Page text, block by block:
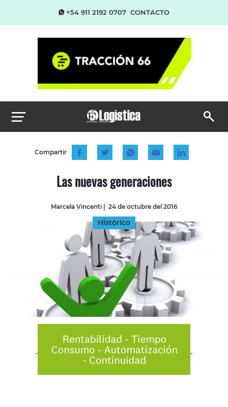
+54 911 2192 0707 CONTACTO
Compartir
Las nuevas generaciones
Marcela Vincenti| 24 de octubre del 2016
Histórico